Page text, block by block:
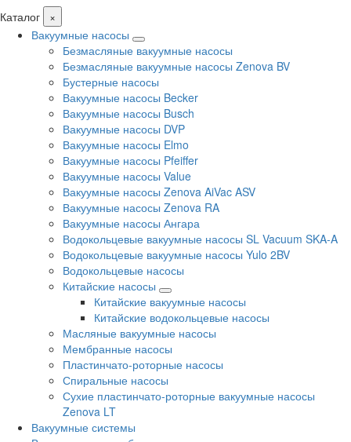
Каталог
×
Вакуумные насосы
Безмасляные вакуумные насосы
Безмасляные вакуумные насосы Zenova BV
Бустерные насосы
Вакуумные насосы Becker
Вакуумные насосы Busch
Вакуумные насосы DVP
Вакуумные насосы Elmo
Вакуумные насосы Pfeiffer
Вакуумные насосы Value
Вакуумные насосы Zenova AiVac ASV
Вакуумные насосы Zenova RA
Вакуумные насосы Ангара
Водокольцевые вакуумные насосы SL Vacuum SKA-A
Водокольцевые вакуумные насосы Yulo 2BV
Водокольцевые насосы
Китайские насосы
Китайские вакуумные насосы
Китайские водокольцевые насосы
Масляные вакуумные насосы
Мембранные насосы
Пластинчато-роторные насосы
Спиральные насосы
Сухие пластинчато-роторные вакуумные насосы
Zenova LT
Вакуумные системы